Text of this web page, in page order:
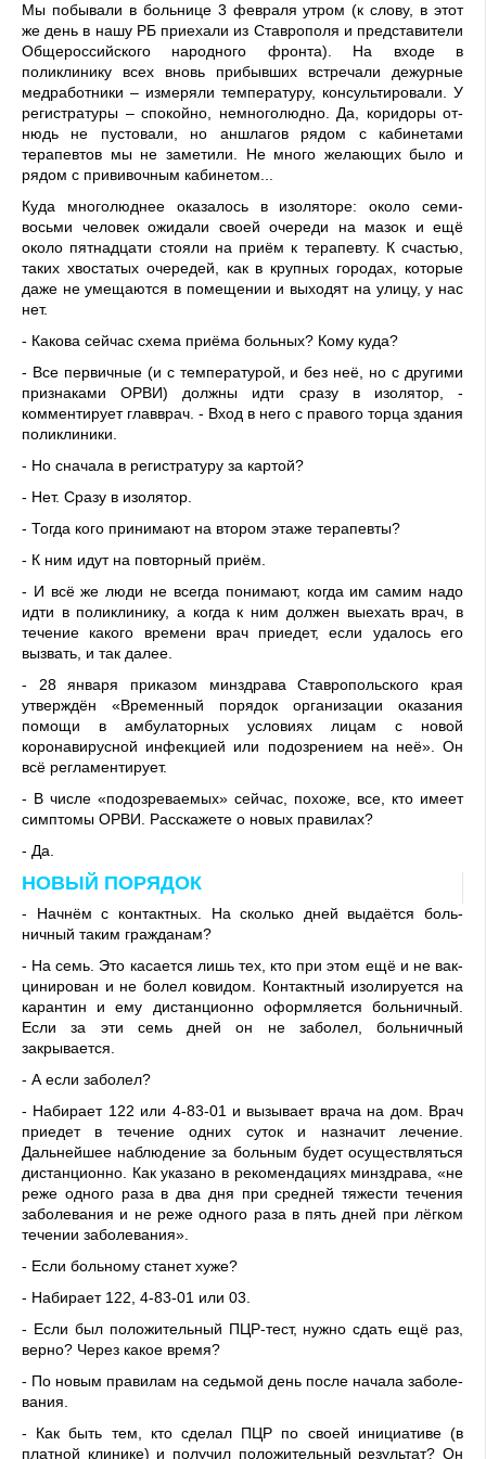
Мы побывали в больнице 3 февраля утром (к слову, в этот
же день в нашу РБ приехали из Ставрополя и представители
Общероссийского народного фронта). На входе в
поликлинику всех вновь прибывших встречали дежурные
медработники – изме­ряли температуру, консультиро­вали. У
регистратуры – спокойно, немноголюдно. Да, коридоры от­
нюдь не пустовали, но аншлагов рядом с кабинетами
терапевтов мы не заметили. Не много желаю­щих было и
рядом с прививочным кабинетом...
Куда многолюднее оказалось в изоляторе: около семи-
восьми человек ожидали своей очереди на мазок и ещё
около пятнадцати стояли на приём к терапевту. К счастью,
таких хвостатых оче­редей, как в крупных городах, которые
даже не умещаются в помещении и выходят на улицу, у нас
нет.
- Какова сейчас схема приё­ма больных? Кому куда?
- Все первичные (и с темпе­ратурой, и без неё, но с другими
признаками ОРВИ) должны идти сразу в изолятор, -
комментирует главврач. - Вход в него с правого торца здания
поликлиники.
- Но сначала в регистратуру за картой?
- Нет. Сразу в изолятор.
- Тогда кого принимают на втором этаже терапевты?
- К ним идут на повторный приём.
- И всё же люди не всегда понимают, когда им самим надо
идти в поликлинику, а когда к ним должен выехать врач, в
течение какого времени врач приедет, если удалось его
вызвать, и так далее.
- 28 января приказом минз­драва Ставропольского края
утверждён «Временный порядок организации оказания
помощи в амбулаторных условиях лицам с новой
коронавирусной инфек­цией или подозрением на неё». Он
всё регламентирует.
- В числе «подозреваемых» сейчас, похоже, все, кто имеет
симптомы ОРВИ. Расскажете о новых правилах?
- Да.
НОВЫЙ ПОРЯДОК
- Начнём с контактных. На сколько дней выдаётся боль­
ничный таким гражданам?
- На семь. Это касается лишь тех, кто при этом ещё и не вак­
цинирован и не болел ковидом. Контактный изолируется на
ка­рантин и ему дистанционно оформляется больничный.
Если за эти семь дней он не заболел, больничный
закрывается.
- А если заболел?
- Набирает 122 или 4-83-01 и вызывает врача на дом. Врач
приедет в течение одних суток и назначит лечение.
Дальнейшее наблюдение за больным будет осуществляться
дистанционно. Как указано в рекомендациях минздрава, «не
реже одного раза в два дня при средней тяжести течения
заболевания и не реже одного раза в пять дней при лёг­ком
течении заболевания».
- Если больному станет хуже?
- Набирает 122, 4-83-01 или 03.
- Если был положительный ПЦР-тест, нужно сдать ещё раз,
верно? Через какое время?
- По новым правилам на седь­мой день после начала заболе­
вания.
- Как быть тем, кто сделал ПЦР по своей инициативе (в
платной клинике) и получил положительный результат? Он